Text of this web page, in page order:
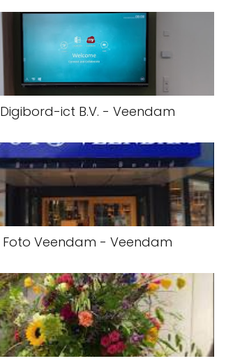
Digibord-ict B.V. - Veendam
Foto Veendam - Veendam